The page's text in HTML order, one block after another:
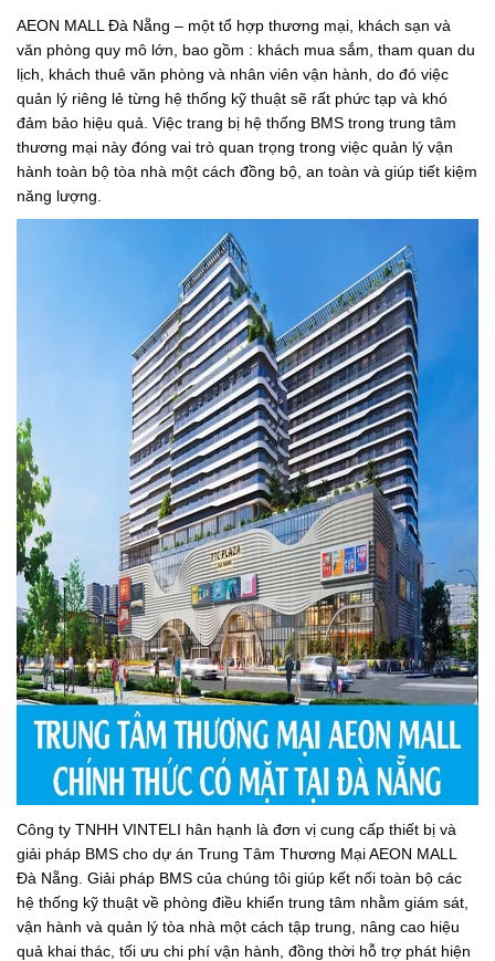
AEON MALL Đà Nẵng – một tổ hợp thương mại, khách sạn và
văn phòng quy mô lớn, bao gồm : khách mua sắm, tham quan du
lịch, khách thuê văn phòng và nhân viên vận hành, do đó việc
quản lý riêng lẻ từng hệ thống kỹ thuật sẽ rất phức tạp và khó
đảm bảo hiệu quả. Việc trang bị hệ thống BMS trong trung tâm
thương mại này đóng vai trò quan trọng trong việc quản lý vận
hành toàn bộ tòa nhà một cách đồng bộ, an toàn và giúp tiết kiệm
năng lượng.
Công ty TNHH VINTELI hân hạnh là đơn vị cung cấp thiết bị và
giải pháp BMS cho dự án Trung Tâm Thương Mại AEON MALL
Đà Nẵng. Giải pháp BMS của chúng tôi giúp kết nối toàn bộ các
hệ thống kỹ thuật về phòng điều khiển trung tâm nhằm giám sát,
vận hành và quản lý tòa nhà một cách tập trung, nâng cao hiệu
quả khai thác, tối ưu chi phí vận hành, đồng thời hỗ trợ phát hiện